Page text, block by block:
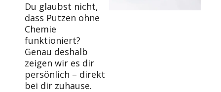
Du glaubst nicht,
dass Putzen ohne
Chemie
funktioniert?
Genau deshalb
zeigen wir es dir
persönlich – direkt
bei dir zuhause.